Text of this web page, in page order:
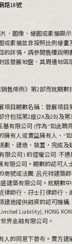
路18號
、圖像、繪圖或素描顯
或素描並非按照比例繪
的詳情，請參閱售樓說明
該發展地盤、其周邊地區
售條例》第2部而就期數
項目期數名稱：發展項目
分包括第2座(2A及2B)及
基有限公司 (作為“如此聘
擁有人或實益擁有人、“
劃、建造、裝置，完成及
限公司 ) 的控權公司: 不
有限公司。期數的認可人
商號或法團: 呂元祥建築
建築有限公司。就期數
律師行、孖士打律師行、
造提供融資的認可機構:
Liability), HONG
界金融有限公司。
人的同意下發布。賣方建